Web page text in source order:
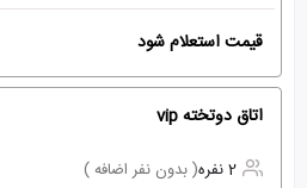
قیمت استعلام شود
اتاق دوتخته vip
2 نفره
( بدون نفر اضافه )